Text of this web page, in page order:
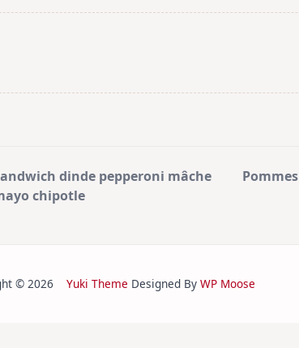
dinde pepperoni mâche
chipotle
© 2026 Yuki Theme Designed By WP Moose